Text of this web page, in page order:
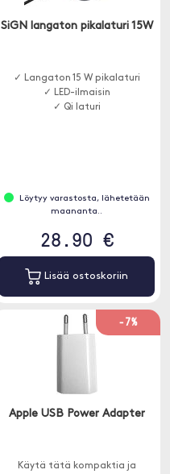
SiGN langaton pikalaturi 15W
✓ Langaton 15 W pikalaturi
✓ LED-ilmaisin
✓ Qi laturi
Löytyy varastosta, lähetetään
maananta..
28.90 €
Lisää ostoskoriin
-7%
Apple USB Power Adapter
Käytä tätä kompaktia ja